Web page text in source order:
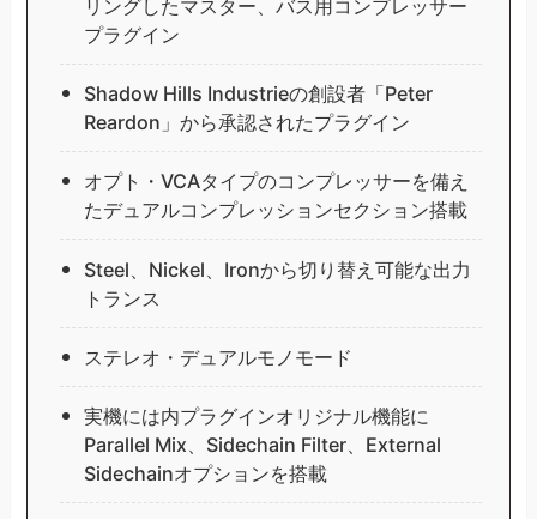
リングしたマスター、バス用コンプレッサー
プラグイン
Shadow Hills Industrieの創設者「Peter
Reardon」から承認されたプラグイン
オプト・VCAタイプのコンプレッサーを備え
たデュアルコンプレッションセクション搭載
Steel、Nickel、Ironから切り替え可能な出力
トランス
ステレオ・デュアルモノモード
実機には内プラグインオリジナル機能に
Parallel Mix、Sidechain Filter、External
Sidechainオプションを搭載